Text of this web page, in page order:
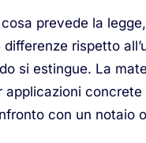
prevede la
rispetto
si estingue. La
applicazioni
con un notaio